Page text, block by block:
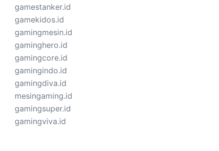
gamestanker.id
gamekidos.id
gamingmesin.id
gaminghero.id
gamingcore.id
gamingindo.id
gamingdiva.id
mesingaming.id
gamingsuper.id
gamingviva.id